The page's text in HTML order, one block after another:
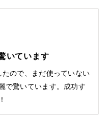
いています
ので、まだ使っていない
で驚いています。成功す